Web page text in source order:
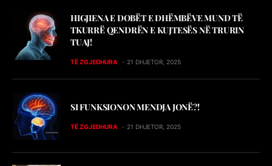
HIGJIENA E DOBËT E DHËMBËVE MUND TË
TKURRË QENDRËN E KUJTESËS NË TRURIN
TUAJ!
TË ZGJEDHURA 21 DHJETOR, 2025
SI FUNKSIONON MENDJA JONË?!
TË ZGJEDHURA 21 DHJETOR, 2025